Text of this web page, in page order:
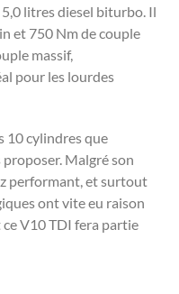
litres diesel biturbo. Il
et 750 Nm de couple
massif,
pour les lourdes
10 cylindres que
Malgré son
performant, et surtout
ont vite eu raison
V10 TDI fera partie